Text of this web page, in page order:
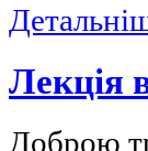
Лекція
Доброю